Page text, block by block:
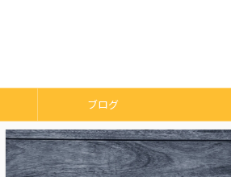
ブログ